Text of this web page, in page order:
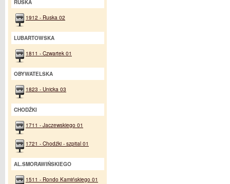
RUSKA
1912 - Ruska 02
LUBARTOWSKA
1811 - Czwartek 01
OBYWATELSKA
1823 - Unicka 03
CHODŹKI
1711 - Jaczewskiego 01
1721 - Chodźki - szpital 01
AL.SMORAWIŃSKIEGO
1511 - Rondo Kamińskiego 01